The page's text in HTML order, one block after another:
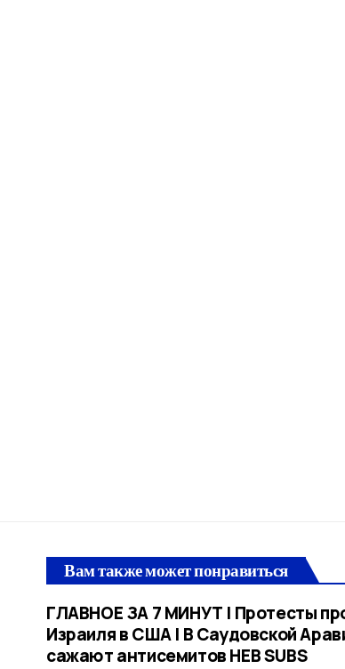
Вам также может понравиться
ГЛАВНОЕ ЗА 7 МИНУТ | Протесты
Израиля в США | В Саудовской
сажают антисемитов HEB SUBS